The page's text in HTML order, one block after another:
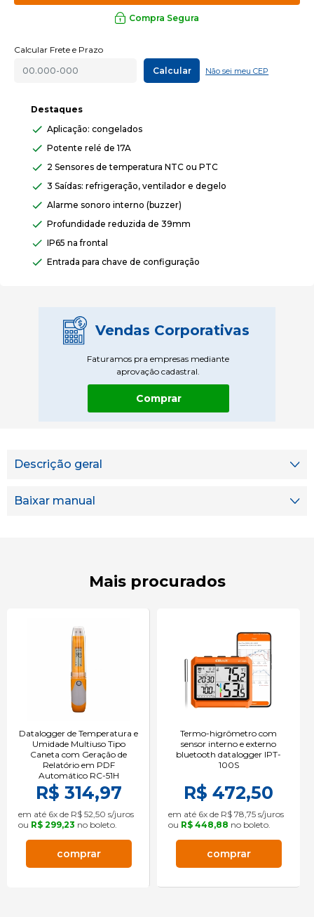
Compra Segura
Calcular Frete e Prazo
Calcular
Não sei meu CEP
Destaques
Aplicação: congelados
Potente relé de 17A
2 Sensores de temperatura NTC ou PTC
3 Saídas: refrigeração, ventilador e degelo
Alarme sonoro interno (buzzer)
Profundidade reduzida de 39mm
IP65 na frontal
Entrada para chave de configuração
Vendas Corporativas
Faturamos pra empresas mediante
aprovação cadastral.
Comprar
Descrição geral
Baixar manual
Mais procurados
Datalogger de Temperatura e
Umidade Multiuso Tipo
Caneta com Geração de
Relatório em PDF
Automático RC-51H
R$ 314,97
em até 6x de R$ 52,50 s/juros
ou R$ 299,23 no boleto.
comprar
Termo-higrômetro com
sensor interno e externo
bluetooth datalogger IPT-
100S
R$ 472,50
em até 6x de R$ 78,75 s/juros
ou R$ 448,88 no boleto.
comprar